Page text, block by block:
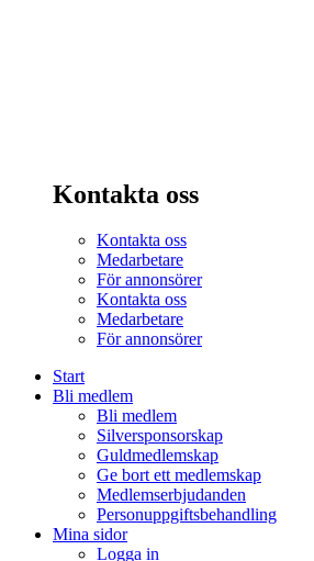
Kontakta oss
Kontakta oss
Medarbetare
För annonsörer
Kontakta oss
Medarbetare
För annonsörer
Start
Bli medlem
Bli medlem
Silversponsorskap
Guldmedlemskap
Ge bort ett medlemskap
Medlemserbjudanden
Personuppgiftsbehandling
Mina sidor
Logga in